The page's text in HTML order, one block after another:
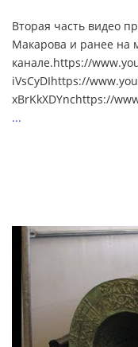
Вторая часть видео
Макарова и ранее на
канале.https://
iVsCyDIhttps://
xBrKkXDYnchttps://
...